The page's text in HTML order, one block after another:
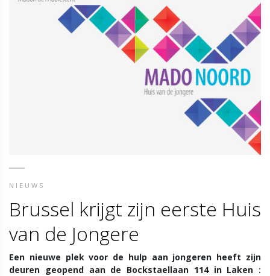
NIEUWS
Brussel krijgt zijn eerste Huis
van de Jongere
Een nieuwe plek voor de hulp aan jongeren heeft zijn
deuren geopend aan de Bockstaellaan 114 in Laken :